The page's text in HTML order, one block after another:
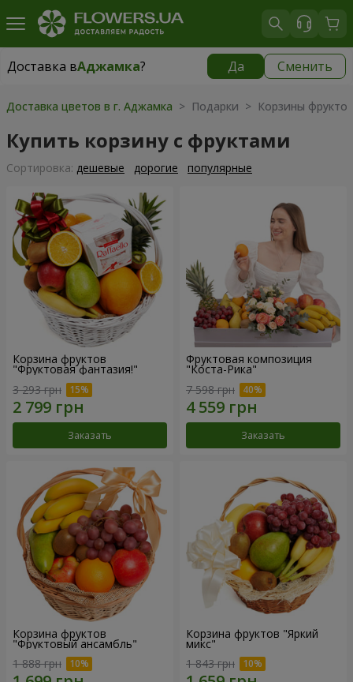
Доставка вАджамка? Да Сменить
Доставка вАджамка|
Доставка цветов в г. Аджамка > Подарки > Корзины фруктов
Купить корзину с фруктами
Cортировка: дешевые дорогие популярные
Корзина фруктов
"Фруктовая фантазия!"
3 293 грн
Заказать
Фруктовая композиция
"Коста-Рика"
7 598 грн
Заказать
Корзина фруктов
"Фруктовый ансамбль"
1 888 грн
Корзина фруктов "Яркий
микс"
1 843 грн